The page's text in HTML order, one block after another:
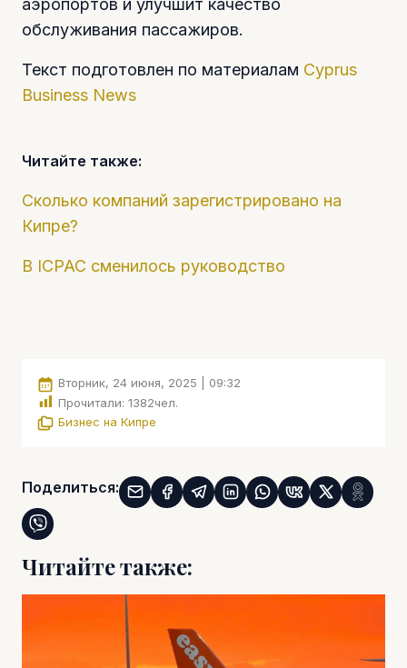
аэропортов и улучшит качество
обслуживания пассажиров.
Текст подготовлен по материалам Cyprus
Business News
Читайте также:
Сколько компаний зарегистрировано на
Кипре?
В ICPAC сменилось руководство
Вторник, 24 июня, 2025 | 09:32
Прочитали: 1382чел.
Бизнес на Кипре
Поделиться:
Читайте также: